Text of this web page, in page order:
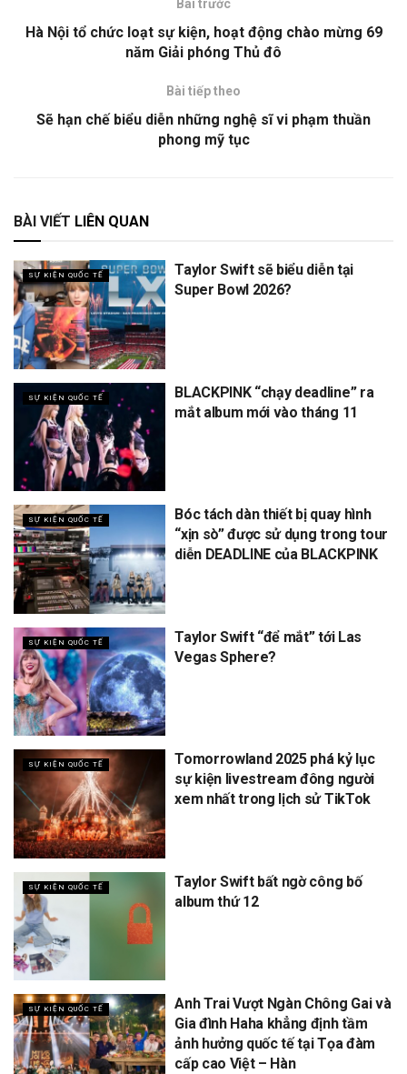
Bài trước
Hà Nội tổ chức loạt sự kiện, hoạt động chào mừng 69
năm Giải phóng Thủ đô
Bài tiếp theo
Sẽ hạn chế biểu diễn những nghệ sĩ vi phạm thuần
phong mỹ tục
BÀI VIẾT LIÊN QUAN
SỰ KIỆN QUỐC TẾ
Taylor Swift sẽ biểu diễn tại
Super Bowl 2026?
SỰ KIỆN QUỐC TẾ
BLACKPINK “chạy deadline” ra
mắt album mới vào tháng 11
SỰ KIỆN QUỐC TẾ
Bóc tách dàn thiết bị quay hình
“xịn sò” được sử dụng trong tour
diễn DEADLINE của BLACKPINK
SỰ KIỆN QUỐC TẾ
Taylor Swift “để mắt” tới Las
Vegas Sphere?
SỰ KIỆN QUỐC TẾ
Tomorrowland 2025 phá kỷ lục
sự kiện livestream đông người
xem nhất trong lịch sử TikTok
SỰ KIỆN QUỐC TẾ
Taylor Swift bất ngờ công bố
album thứ 12
SỰ KIỆN QUỐC TẾ
Anh Trai Vượt Ngàn Chông Gai và
Gia đình Haha khẳng định tầm
ảnh hưởng quốc tế tại Tọa đàm
cấp cao Việt – Hàn